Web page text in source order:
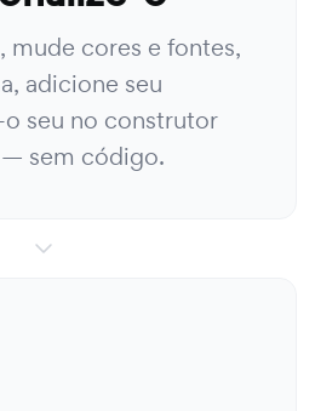
mude cores e fontes,
adicione seu
seu no construtor
— sem código.